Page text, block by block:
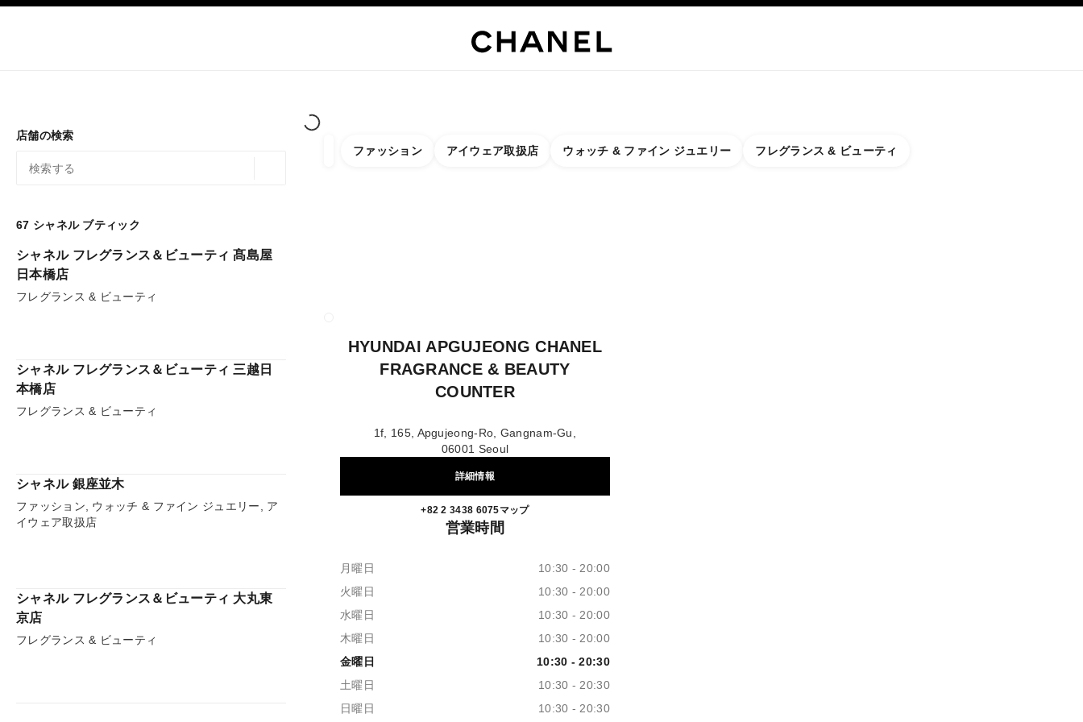
店舗の検索
67 シャネル ブティック
フィルターへ
シャネル フレグランス＆ビューティ 髙島屋
日本橋店
フレグランス & ビューティ
シャネル フレグランス＆ビューティ 三越日
本橋店
フレグランス & ビューティ
シャネル 銀座並木
ファッション, ウォッチ & ファイン ジュエリー, ア
イウェア取扱店
シャネル フレグランス＆ビューティ 大丸東
京店
フレグランス & ビューティ
HYUNDAI APGUJEONG CHANEL
FRAGRANCE & BEAUTY
COUNTER
1f, 165, Apgujeong-Ro, Gangnam-Gu,
06001 Seoul
詳細情報
電話
+82 2 3438 6075マップHyundai Apgujeong CHANEL Fragrance & Beauty Counter
営業時間
月曜日
10:30 - 20:00
火曜日
10:30 - 20:00
水曜日
10:30 - 20:00
木曜日
10:30 - 20:00
金曜日
10:30 - 20:30
土曜日
10:30 - 20:30
日曜日
10:30 - 20:30
フィルター
以下に関するフィルター結果：
ファッション アイウェア取扱店 ウォッチ & ファイン ジュエリー フレグランス & ビューティ